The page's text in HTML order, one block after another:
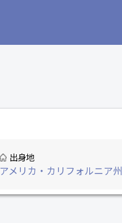
出身地
アメリカ・カリフォルニア州